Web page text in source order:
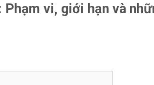
vi, giới hạn và